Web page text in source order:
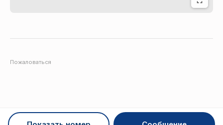
Пожаловаться